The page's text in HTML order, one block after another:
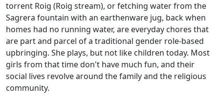
torrent Roig (Roig stream), or fetching water from the
Sagrera fountain with an earthenware jug, back when
homes had no running water, are everyday chores that
are part and parcel of a traditional gender role-based
upbringing. She plays, but not like children today. Most
girls from that time don't have much fun, and their
social lives revolve around the family and the religious
community.